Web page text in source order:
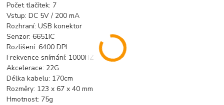
Počet tlačítek: 7
Vstup: DC 5V / 200 mA
Rozhraní: USB konektor
Senzor: 6651IC
Rozlišení: 6400 DPI
Frekvence snímání: 1000HZ
Akcelerace: 22G
Délka kabelu: 170cm
Rozměry: 123 x 67 x 40 mm
Hmotnost: 75g